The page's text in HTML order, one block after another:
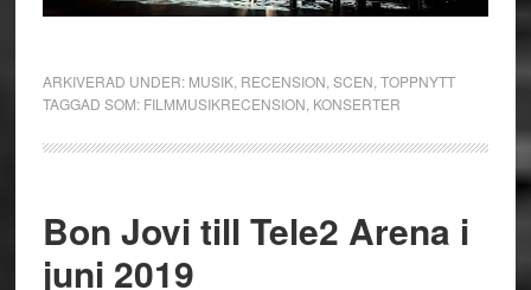
ARKIVERAD UNDER: MUSIK, RECENSION SCEN TOPPNYTT
TAGGAD SOM: FILMMUSIKRECENSION KONSERTER
Bon Jovi till Tele2 Arena i
juni 2019